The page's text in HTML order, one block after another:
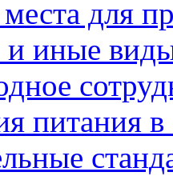
для
иные
питания в